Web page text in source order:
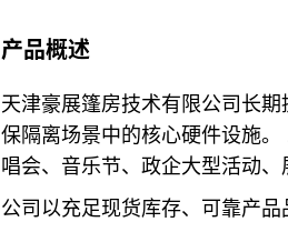
产品概述
天津豪展篷房技术有限公司长期
保隔离场景中的核心硬件设施
唱会、音乐节、政企大型活动
公司以充足现货库存、可靠产